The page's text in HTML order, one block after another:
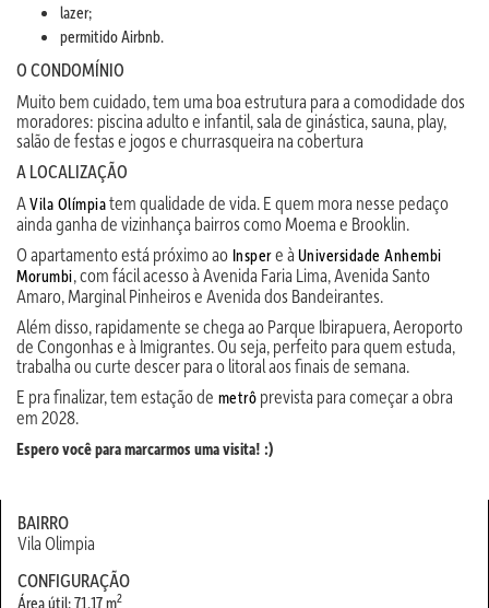
lazer;
permitido Airbnb.
O CONDOMÍNIO
Muito bem cuidado, tem uma boa estrutura para a comodidade dos
moradores: piscina adulto e infantil, sala de ginástica, sauna, play,
salão de festas e jogos e churrasqueira na cobertura
A LOCALIZAÇÃO
AVila Olímpiatem qualidade de vida. E quem mora nesse pedaço
ainda ganha de vizinhança bairros como Moema e Brooklin.
O apartamento está próximo ao Inspere à Universidade Anhembi
Morumbi, com fácil acesso à Avenida Faria Lima, Avenida Santo
Amaro, Marginal Pinheiros e Avenida dos Bandeirantes.
Além disso, rapidamente se chega ao Parque Ibirapuera, Aeroporto
de Congonhas e à Imigrantes. Ou seja, perfeito para quem estuda,
trabalha ou curte descer para o litoral aos finais de semana.
E pra finalizar, tem estação de metrô prevista para começar a obra
em 2028.
Espero você para marcarmos uma visita! :)
BAIRRO
Vila Olimpia
CONFIGURAÇÃO
Área útil: 71.17 m2